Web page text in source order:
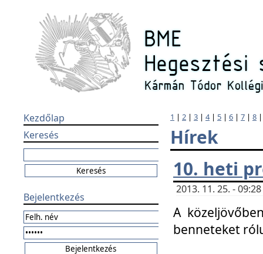
Kezdőlap
Keresés
Bejelentkezés
1 | 2 | 3 | 4| 5 | 6 | 7 | 8
Hírek
10. heti
2013. 11. 25. -
A
benneteket